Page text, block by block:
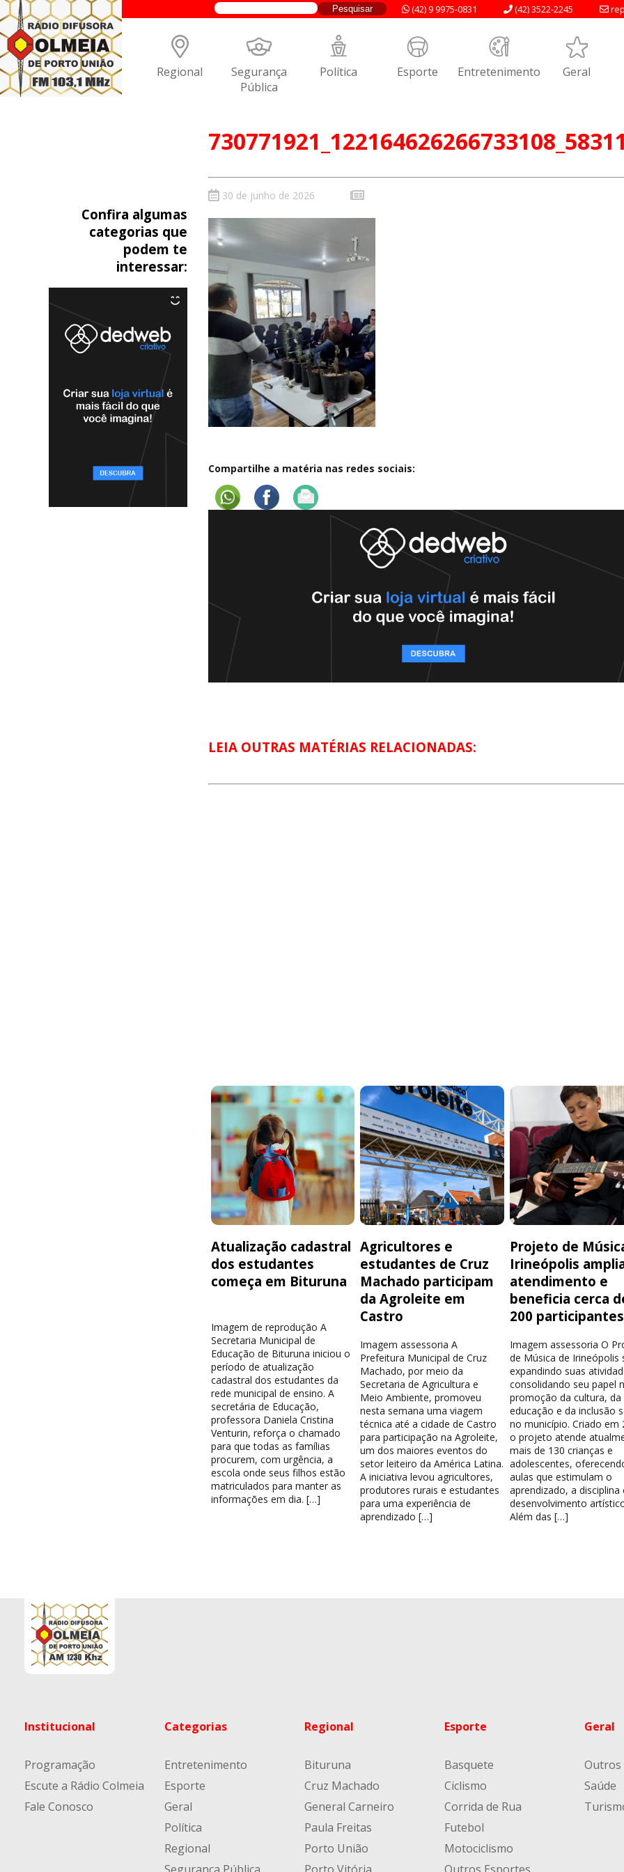
(42) 3522-2245
(42) 9 9975-0831
Regional Segurança
Pública
Política Esporte Entretenimento Geral
Confira algumas
categorias que
podem te
interessar:
30 de junho de 2026
Compartilhe a matéria nas redes sociais:
LEIA OUTRAS MATÉRIAS RELACIONADAS:
Atualização cadastral
dos estudantes
começa em Bituruna
Imagem de reprodução A
Secretaria Municipal de
Educação de Bituruna iniciou o
período de atualização
cadastral dos estudantes da
rede municipal de ensino. A
secretária de Educação,
professora Daniela Cristina
Venturin, reforça o chamado
para que todas as famílias
procurem, com urgência, a
escola onde seus filhos estão
matriculados para manter as
informações em dia. […]
Agricultores e
estudantes de Cruz
Machado participam
da Agroleite em
Castro
Imagem assessoria A
Prefeitura Municipal de Cruz
Machado, por meio da
Secretaria de Agricultura e
Meio Ambiente, promoveu
nesta semana uma viagem
técnica até a cidade de Castro
para participação na Agroleite,
um dos maiores eventos do
setor leiteiro da América Latina.
A iniciativa levou agricultores,
produtores rurais e estudantes
para uma experiência de
aprendizado […]
Projeto de
Irineópolis
atendimento e
beneficia cerca
200 participantes
Imagem assessoria O
de Música de Irineópolis
expandindo suas
consolidando seu papel
promoção da cultura, da
educação e da inclusão
no município. Criado em
o projeto atende
mais de 130 crianças e
adolescentes,
aulas que estimulam o
aprendizado, a disciplina
desenvolvimento
Além das […]
Institucional
Programação
Escute a Rádio Colmeia
Fale Conosco
Categorias
Entretenimento
Esporte
Geral
Política
Regional
Regional
Bituruna
Cruz Machado
General Carneiro
Paula Freitas
Porto União
Esporte
Basquete
Ciclismo
Corrida de Rua
Futebol
Motociclismo
Geral
Outros
Saúde